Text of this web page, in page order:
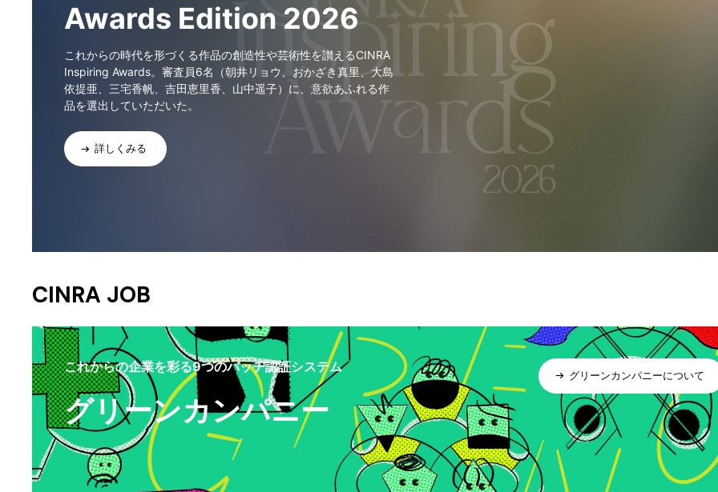
Awards Edition 2026
これからの時代を形づくる作品の創造性や芸術性を讃えるCINRA
Inspiring Awards。審査員6名（朝井リョウ、おかざき真里、大島
依提亜、三宅香帆、吉田恵里香、山中遥子）に、意欲あふれる作
品を選出していただいた。
詳しくみる
CINRA JOB
これからの企業を彩る9つのバッヂ認証システム
グリーンカンパニー
グリーンカンパニーについて